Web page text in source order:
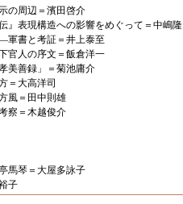
の周辺＝濱田啓介
』表現構造への影響をめぐって＝中嶋隆
軍書と考証＝井上泰至
官人の序文＝飯倉洋一
美善録」＝菊池庸介
＝大高洋司
風＝田中則雄
察＝木越俊介
馬琴＝大屋多詠子
子